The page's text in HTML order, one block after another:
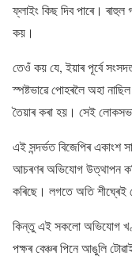
ফ্লাইং কিছ দিব পাৰে।
কয়।
তেওঁ কয় যে, ইয়াৰ পূৰ্বে
স্পষ্টভাৱে পোহৰলৈ অহা
তৈয়াৰ কৰা হয়। সেই
এই সন্দৰ্ভত বিজেপিৰ একাংশ
আচৰণৰ অভিযোগ উত্থাপন
কৰিছে। লগতে অতি শীঘ্ৰেই
কিন্তু এই সকলো অভিযোগ
পক্ষৰ বেঞ্চৰ পিনে আঙুলি